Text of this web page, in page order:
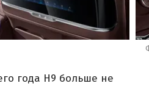
года H9 больше не